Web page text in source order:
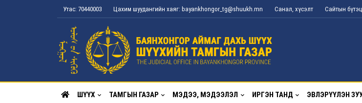
Утас: 70440003 Цахим шуудангийн хаяг: bayankhongor_tg@shuukh.mn Санал, хүсэлт Сайтын бүтэц
ШҮҮХ ТАМГЫН ГАЗАР МЭДЭЭ, МЭДЭЭЛЭЛ ИРГЭН ТАНД ЭВЛЭРҮҮЛЭН